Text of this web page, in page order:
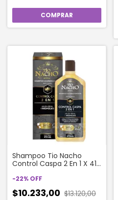
Shampoo Tio Nacho
Control Caspa 2 En 1 X 415
-22% OFF
$10.233,00 $13.120,00